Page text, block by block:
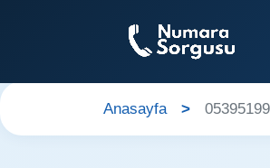
Anasayfa